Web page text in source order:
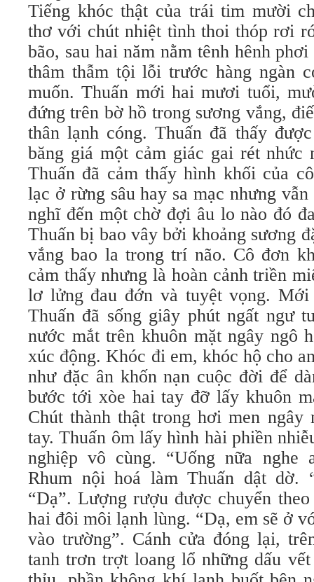
Tiếng khóc thật của trái tim mười
thơ với chút nhiệt tình thoi thóp rơi
bão, sau hai năm nằm tênh hênh
thâm thẫm tội lỗi trước hàng ngàn
muốn. Thuấn mới hai mươi tuổi,
đứng trên bờ hồ trong sương vắng,
thân lạnh cóng. Thuấn đã thấy
băng giá một cảm giác gai rét nhức
Thuấn đã cảm thấy hình khối của
lạc ở rừng sâu hay sa mạc nhưng vẫn
nghĩ đến một chờ đợi âu lo nào đó
Thuấn bị bao vây bởi khoảng sương
vắng bao la trong trí não. Cô đơn
cảm thấy nhưng là hoàn cảnh triền
lơ lửng đau đớn và tuyệt vọng.
Thuấn đã sống giây phút ngất ngư
nước mắt trên khuôn mặt ngây ngô
xúc động. Khóc đi em, khóc hộ cho
như đặc ân khốn nạn cuộc đời để
bước tới xòe hai tay đỡ lấy khuôn
Chút thành thật trong hơi men ngây
tay. Thuấn ôm lấy hình hài phiền
nghiệp vô cùng. “Uống nữa nghe
Rhum nội hoá làm Thuấn dật dờ.
“Dạ”. Lượng rượu được chuyển
hai đôi môi lạnh lùng. “Dạ, em sẽ ở
vào trường”. Cánh cửa đóng lại,
tanh trơn trợt loang lổ những dấu